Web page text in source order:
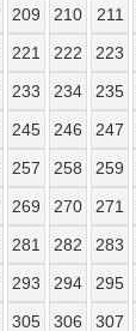
209 210 211
221 222 223
233 234 235
245 246 247
257 258 259
269 270 271
281 282 283
293 294 295
305 306 307